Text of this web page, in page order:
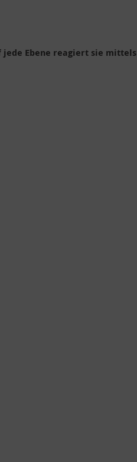
Ebene reagiert sie mittels